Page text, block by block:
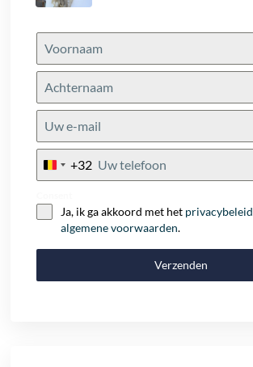
Belgium
+32
Ja, ik ga akkoord met het privacybeleid
algemene voorwaarden.
Verzenden